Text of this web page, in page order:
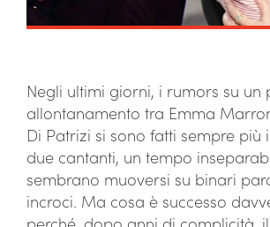
Negli ultimi giorni, i rumors su un
allontanamento tra Emma
Di Patrizi si sono fatti sempre più
due cantanti, un tempo
sembrano muoversi su binari
incroci. Ma cosa è successo